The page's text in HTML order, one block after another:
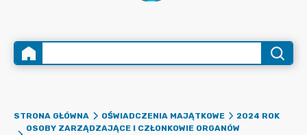
STRONA GŁÓWNA OŚWIADCZENIA MAJĄTKOWE
2024 ROK
OSOBY ZARZĄDZAJĄCE I CZŁONKOWIE ORGANÓW